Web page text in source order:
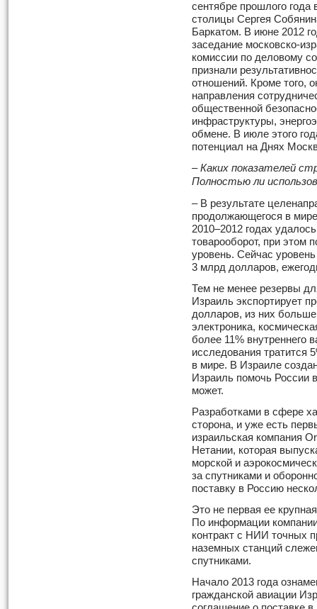
сентябре прошлого года
столицы Сергея
Баркатом. В июне 2012
заседание московско-
комиссии по деловому
признали
отношений. Кроме того,
направления
общественной
инфраструктуры,
обмене. В июле этого
потенциал на Днях
– Каких показателей
Полностью ли
– В результате
продолжающегося в
2010–2012 годах
товарооборот, при этом
уровень. Сейчас
3 млрд долларов,
Тем не менее резервы
Израиль экспортирует
долларов, из них
электроника,
более 11% внутреннего
исследования тратится
в мире. В Израиле
Израиль помочь России
может.
Разработками в сфере
сторона, и уже есть
израильская компания
Нетании, которая
морской и
за спутниками и
поставку в Россию
Это не первая ее
По информации
контракт с НИИ точных
наземных станций
спутниками.
Начало 2013 года
гражданской авиации